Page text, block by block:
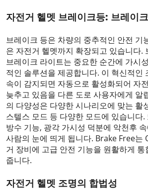
자전거 헬멧 브레이크등: 브레이
브레이크 등은 차량의 중추적인 안전 기
은 자전거 헬멧까지 확장되고 있습니다.
브레이크 라이트는 중요한 순간에 가시
적인 솔루션을 제공합니다. 이 혁신적인
속이 감지되면 자동으로 활성화되어 자
늦추고 있음을 다른 도로 사용자에게 알
의 다양성은 다양한 시나리오에 맞는 활
스텔스 모드 등 다양한 모드에 있습니다
방수 기능, 광각 가시성 덕분에 악천후
사람의 눈에 띄게 됩니다. Brake Free는
거 장비에 고급 안전 기능을 원활하게
줍니다.
자전거 헬멧 조명의 합법성